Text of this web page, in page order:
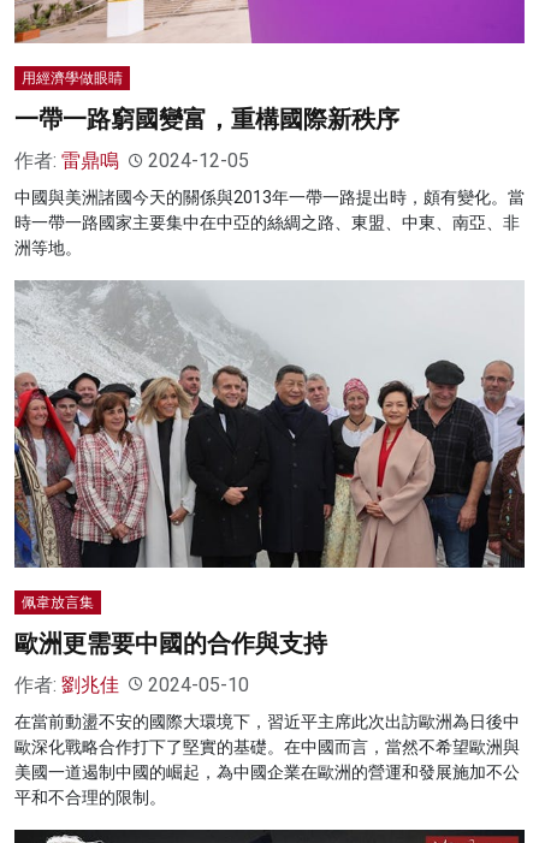
用經濟學做眼睛
一帶一路窮國變富，重構國際新秩序
作者: 雷鼎鳴 2024-12-05
中國與美洲諸國今天的關係與2013年一帶一路提出時，頗有變化。當
時一帶一路國家主要集中在中亞的絲綢之路、東盟、中東、南亞、非
洲等地。
佩韋放言集
歐洲更需要中國的合作與支持
作者: 劉兆佳 2024-05-10
在當前動盪不安的國際大環境下，習近平主席此次出訪歐洲為日後中
歐深化戰略合作打下了堅實的基礎。在中國而言，當然不希望歐洲與
美國一道遏制中國的崛起，為中國企業在歐洲的營運和發展施加不公
平和不合理的限制。